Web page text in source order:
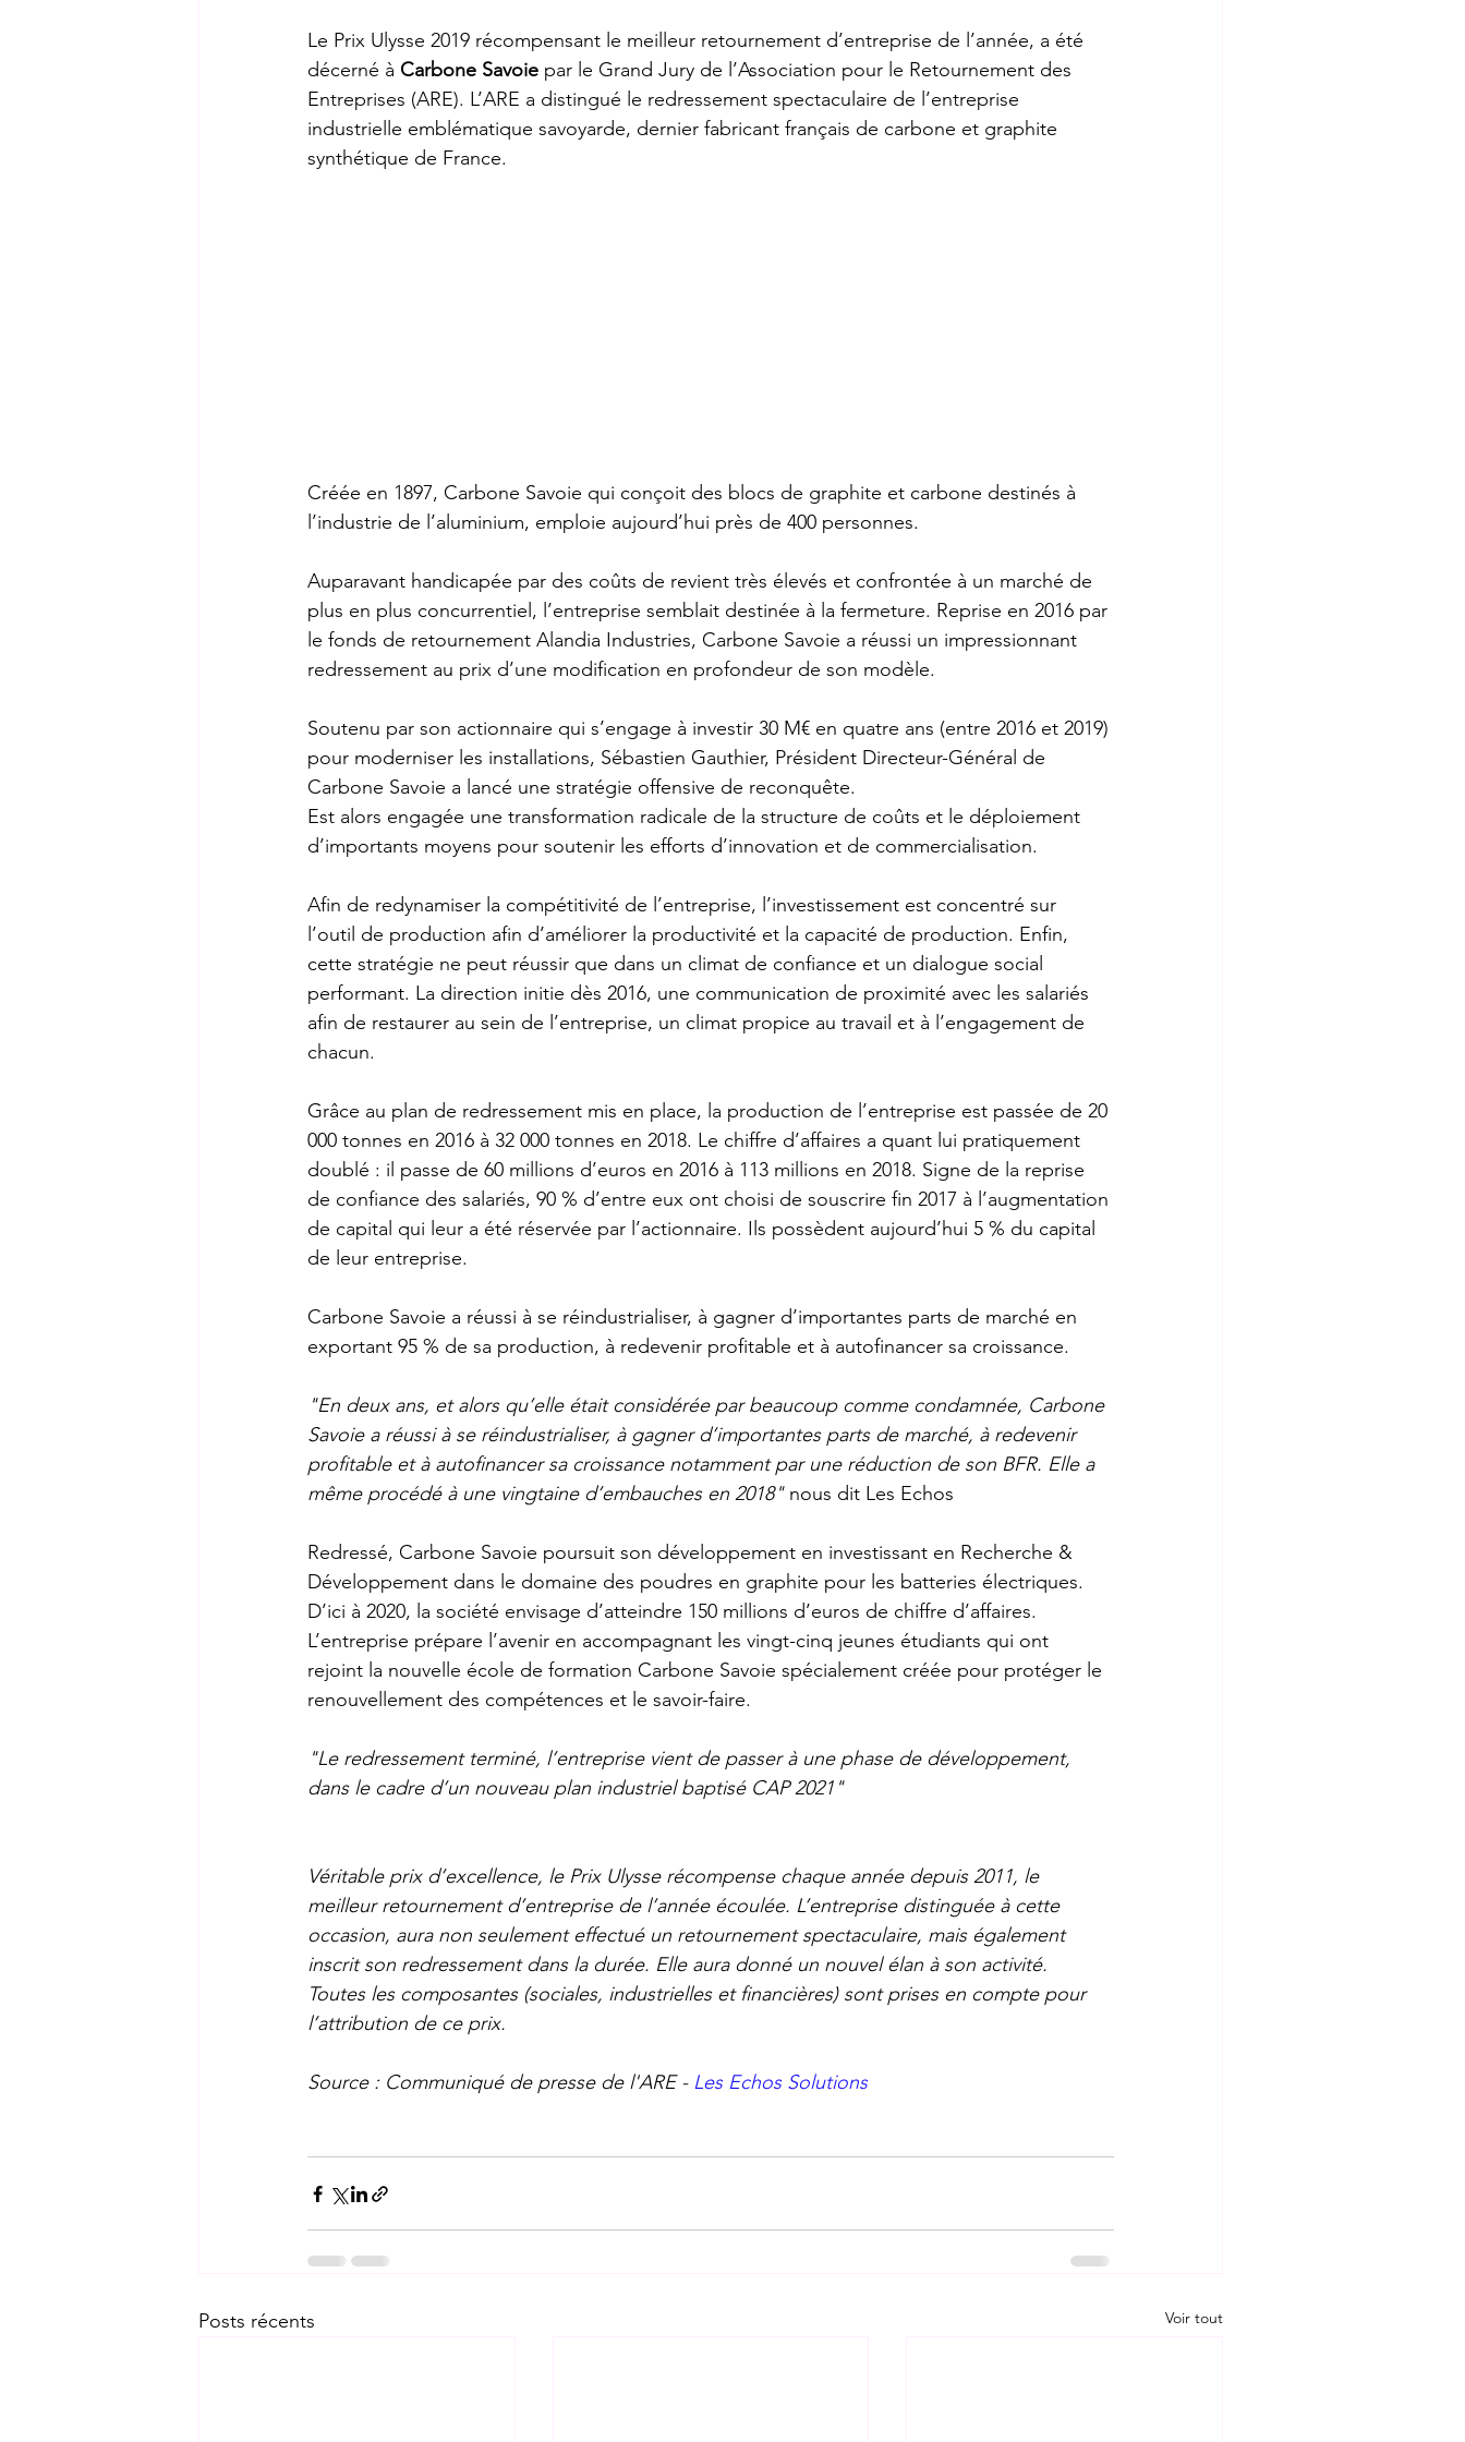
Le Prix Ulysse 2019 récompensant le meilleur retournement d’entreprise de l’année, a été
décerné à Carbone Savoie par le Grand Jury de l’Association pour le Retournement des
Entreprises (ARE). L’ARE a distingué le redressement spectaculaire de l’entreprise
industrielle emblématique savoyarde, dernier fabricant français de carbone et graphite
synthétique de France.
Créée en 1897, Carbone Savoie qui conçoit des blocs de graphite et carbone destinés à
l’industrie de l’aluminium, emploie aujourd’hui près de 400 personnes.
Auparavant handicapée par des coûts de revient très élevés et confrontée à un marché de
plus en plus concurrentiel, l’entreprise semblait destinée à la fermeture. Reprise en 2016 par
le fonds de retournement Alandia Industries, Carbone Savoie a réussi un impressionnant
redressement au prix d’une modification en profondeur de son modèle.
Soutenu par son actionnaire qui s’engage à investir 30 M€ en quatre ans (entre 2016 et 2019)
pour moderniser les installations, Sébastien Gauthier, Président Directeur-Général de
Carbone Savoie a lancé une stratégie offensive de reconquête.
Est alors engagée une transformation radicale de la structure de coûts et le déploiement
d’importants moyens pour soutenir les efforts d’innovation et de commercialisation.
Afin de redynamiser la compétitivité de l’entreprise, l’investissement est concentré sur
l’outil de production afin d’améliorer la productivité et la capacité de production. Enfin,
cette stratégie ne peut réussir que dans un climat de confiance et un dialogue social
performant. La direction initie dès 2016, une communication de proximité avec les salariés
afin de restaurer au sein de l’entreprise, un climat propice au travail et à l’engagement de
chacun.
Grâce au plan de redressement mis en place, la production de l’entreprise est passée de 20
000 tonnes en 2016 à 32 000 tonnes en 2018. Le chiffre d’affaires a quant lui pratiquement
doublé : il passe de 60 millions d’euros en 2016 à 113 millions en 2018. Signe de la reprise
de confiance des salariés, 90 % d’entre eux ont choisi de souscrire fin 2017 à l’augmentation
de capital qui leur a été réservée par l’actionnaire. Ils possèdent aujourd’hui 5 % du capital
de leur entreprise.
Carbone Savoie a réussi à se réindustrialiser, à gagner d’importantes parts de marché en
exportant 95 % de sa production, à redevenir profitable et à autofinancer sa croissance.
"En deux ans, et alors qu’elle était considérée par beaucoup comme condamnée, Carbone
Savoie a réussi à se réindustrialiser, à gagner d’importantes parts de marché, à redevenir
profitable et à autofinancer sa croissance notamment par une réduction de son BFR. Elle a
même procédé à une vingtaine d’embauches en 2018" nous dit Les Echos
Redressé, Carbone Savoie poursuit son développement en investissant en Recherche &
Développement dans le domaine des poudres en graphite pour les batteries électriques.
D’ici à 2020, la société envisage d’atteindre 150 millions d’euros de chiffre d’affaires.
L’entreprise prépare l’avenir en accompagnant les vingt-cinq jeunes étudiants qui ont
rejoint la nouvelle école de formation Carbone Savoie spécialement créée pour protéger le
renouvellement des compétences et le savoir-faire.
"Le redressement terminé, l’entreprise vient de passer à une phase de développement,
dans le cadre d’un nouveau plan industriel baptisé CAP 2021"
Véritable prix d’excellence, le Prix Ulysse récompense chaque année depuis 2011, le
meilleur retournement d’entreprise de l’année écoulée. L’entreprise distinguée à cette
occasion, aura non seulement effectué un retournement spectaculaire, mais également
inscrit son redressement dans la durée. Elle aura donné un nouvel élan à son activité.
Toutes les composantes (sociales, industrielles et financières) sont prises en compte pour
l’attribution de ce prix.
Source : Communiqué de presse de l'ARE - Les Echos Solutions
Posts récents Voir tout